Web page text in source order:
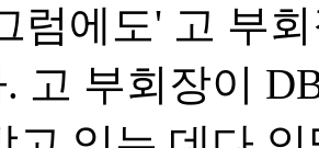
럼에도' 고 부
고 부회장이